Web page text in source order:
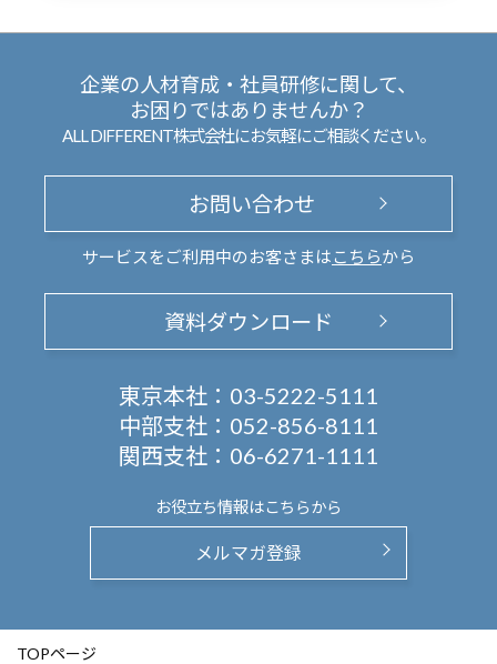
企業の人材育成・社員研修に関して、
お困りではありませんか？
ALL DIFFERENT株式会社にお気軽にご相談ください。
お問い合わせ
サービスをご利用中のお客さまは こちらから
資料ダウンロード
東京本社： 03-5222-5111
中部支社： 052-856-8111
関西支社： 06-6271-1111
お役立ち情報はこちらから
メルマガ登録
TOPページ